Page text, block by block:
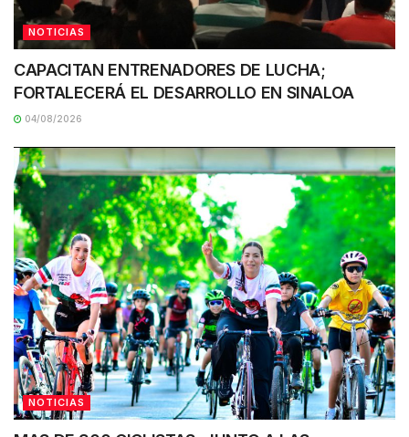
NOTICIAS
CAPACITAN ENTRENADORES DE LUCHA;
FORTALECERÁ EL DESARROLLO EN SINALOA
04/08/2026
NOTICIAS